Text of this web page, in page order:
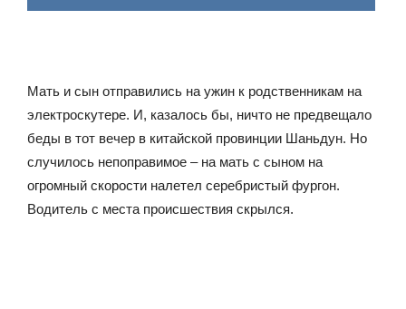
Мать и сын отправились на ужин к родственникам на
электроскутере. И, казалось бы, ничто не предвещало
беды в тот вечер в китайской провинции Шаньдун. Но
случилось непоправимое – на мать с сыном на
огромный скорости налетел серебристый фургон.
Водитель с места происшествия скрылся.